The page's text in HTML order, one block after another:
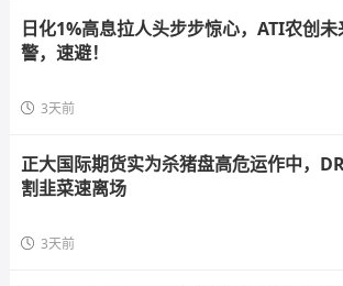
日化1%高息拉人头步步惊心，ATI农创
警，速避！
3天前
正大国际期货实为杀猪盘高危运作中，
割韭菜速离场
3天前